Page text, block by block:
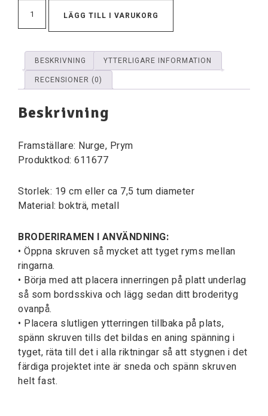
LÄGG TILL I VARUKORG
BESKRIVNING
YTTERLIGARE INFORMATION
RECENSIONER (0)
Beskrivning
Framställare: Nurge, Prym
Produktkod: 611677
Storlek: 19 cm eller ca 7,5 tum diameter
Material: bokträ, metall
BRODERIRAMEN I ANVÄNDNING:
• Öppna skruven så mycket att tyget ryms mellan
ringarna.
• Börja med att placera innerringen på platt underlag
så som bordsskiva och lägg sedan ditt broderityg
ovanpå.
• Placera slutligen ytterringen tillbaka på plats,
spänn skruven tills det bildas en aning spänning i
tyget, räta till det i alla riktningar så att stygnen i det
färdiga projektet inte är sneda och spänn skruven
helt fast.